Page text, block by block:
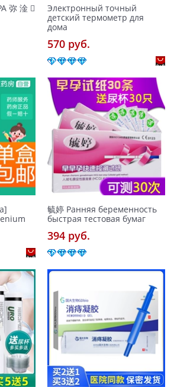
弥 淦 
Электронный точный
детский термометр для
дома
570 pуб.
毓婷 Ранняя беременность
быстрая тестовая бумаг
394 pуб.